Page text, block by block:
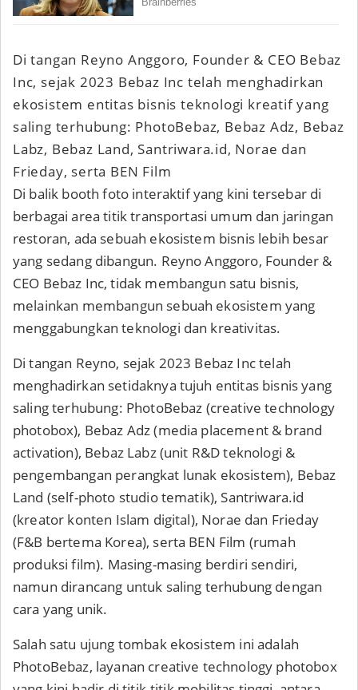
Di tangan Reyno Anggoro, Founder & CEO Bebaz
Inc, sejak 2023 Bebaz Inc telah menghadirkan
ekosistem entitas bisnis teknologi kreatif yang
saling terhubung: PhotoBebaz, Bebaz Adz, Bebaz
Labz, Bebaz Land, Santriwara.id, Norae dan
Frieday, serta BEN Film
Di balik booth foto interaktif yang kini tersebar di
berbagai area titik transportasi umum dan jaringan
restoran, ada sebuah ekosistem bisnis lebih besar
yang sedang dibangun. Reyno Anggoro, Founder &
CEO Bebaz Inc, tidak membangun satu bisnis,
melainkan membangun sebuah ekosistem yang
menggabungkan teknologi dan kreativitas.
Di tangan Reyno, sejak 2023 Bebaz Inc telah
menghadirkan setidaknya tujuh entitas bisnis yang
saling terhubung: PhotoBebaz (creative technology
photobox), Bebaz Adz (media placement & brand
activation), Bebaz Labz (unit R&D teknologi &
pengembangan perangkat lunak ekosistem), Bebaz
Land (self-photo studio tematik), Santriwara.id
(kreator konten Islam digital), Norae dan Frieday
(F&B bertema Korea), serta BEN Film (rumah
produksi film). Masing-masing berdiri sendiri,
namun dirancang untuk saling terhubung dengan
cara yang unik.
Salah satu ujung tombak ekosistem ini adalah
PhotoBebaz, layanan creative technology photobox